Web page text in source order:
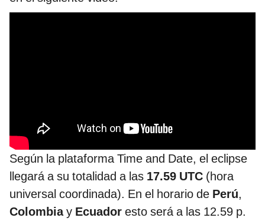
Según la plataforma Time and Date, el eclipse
llegará a su totalidad a las 17.59 UTC (hora
universal coordinada). En el horario de Perú,
Colombiay Ecuador esto será a las 12.59 p.